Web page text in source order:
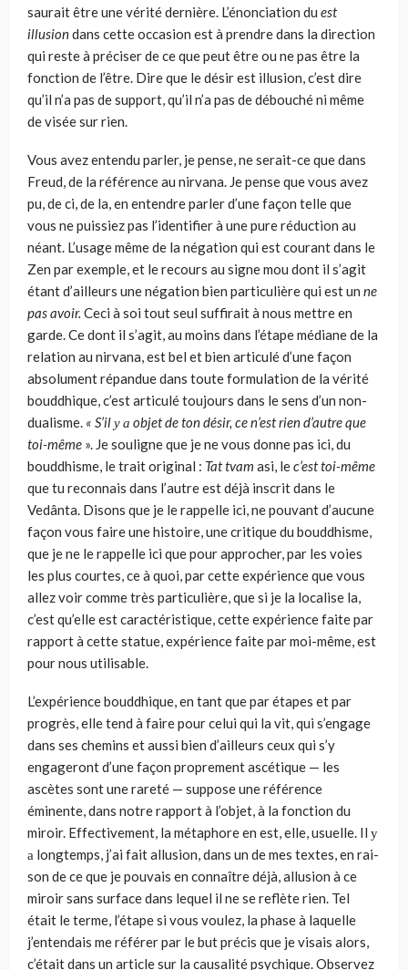
saurait être une vérité dernière. L’énonciation du est
illusiondans cette occasion est à prendre dans la direction
qui reste à préciser de ce que peut être ou ne pas être la
fonction de l’être. Dire que le désir est illu­sion, c’est dire
qu’il n’a pas de support, qu’il n’a pas de débouché ni même
de visée sur rien.
Vous avez entendu parler, je pense, ne serait-ce que dans
Freud, de la référence au nirvana. Je pense que vous avez
pu, de ci, de la, en entendre parler d’une façon telle que
vous ne puissiez pas l’identifier à une pure réduction au
néant. L’usage même de la négation qui est courant dans le
Zen par exemple, et le recours au signe mou dont il s’agit
étant d’ailleurs une négation bien particulière qui est un ne
pas avoir. Ceci à soi tout seul suffi­rait à nous mettre en
garde. Ce dont il s’agit, au moins dans l’étape média­ne de la
relation au nirvana, est bel et bien articulé d’une façon
absolument répandue dans toute formulation de la vérité
bouddhique, c’est articulé tou­jours dans le sens d’un non-
dualisme. « S’ilу а objet de ton désir, ce n’est rien d’autre que
toi-même ». Je souligne que je ne vous donne pas ici, du
bouddhisme, le trait original : Tat tvam asi, lec’est toi-même
que tu recon­nais dans l’autre est déjà inscrit dans le
Vedânta. Disons que je le rappelle ici, ne pouvant d’aucune
façon vous faire une histoire, une critique du bouddhisme,
que je ne le rappelle ici que pour approcher, par les voies
les plus courtes, ce à quoi, par cette expérience que vous
allez voir comme très particulière, que si je la localise la,
c’est qu’elle est caractéristique, cette expérience faite par
rapport à cette statue, expérience faite par moi-même, est
pour nous utilisable.
L’expérience bouddhique, en tant que par étapes et par
progrès, elle tend à faire pour celui qui la vit, qui s’engage
dans ses chemins et aussi bien d’ailleurs ceux qui s’y
engageront d’une façon proprement ascétique — les
ascètes sont une rareté — suppose une référence
éminente, dans notre rap­port à l’objet, à la fonction du
miroir. Effectivement, la métaphore en est, elle, usuelle. Il у
а longtemps, j’ai fait allusion, dans un de mes textes, en rai­
son de ce que je pouvais en connaître déjà, allusion à ce
miroir sans surface dans lequel il ne se reflète rien. Tel
était le terme, l’étape si vous voulez, la phase à laquelle
j’entendais me référer par le but précis que je visais alors,
c’était dans un article sur la causalité psychique. Observez